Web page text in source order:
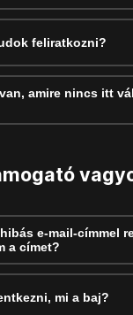
feliratkozni?
amire nincs itt
e-mail-címmel
a címet?
mi a baj?